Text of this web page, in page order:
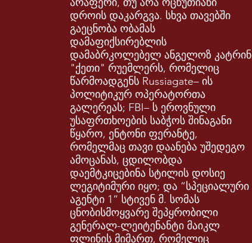
დროის დაკარგვა. სხვა თავებში
გაეცნობა ობამას
დამაფიქსირებლის
დამაბრკოლებელ ანგელოზ კატრინ
"ქეთი" რუემლერს, რომელიც
წარმოადგენს Russiagate– ის
პოლიტიკურ ოპერატორთა
გალერეას; FBI– ს ეროვნული
უსაფრთხოების საბჭოს შინაგანი
წყარო, ენტონი ფერანტე,
რომელმაც თავი დაანება უშედეგო
ამოცანას, ცდილობდა
დაემტკიცებინა სტილის დოსიე
ლეგიტიმური იყო; და ”სპეციალური
აგენტი 1” სტივენ მ. სომას
ცნობისმოყვარე შეპყრობილი
გენერალ-ლეიტენანტი მაიკლ
ფლინის მიმართ, რომელიც